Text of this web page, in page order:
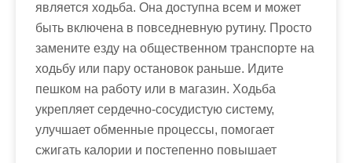
является ходьба. Она доступна всем и может
быть включена в повседневную рутину. Просто
замените езду на общественном транспорте на
ходьбу или пару остановок раньше. Идите
пешком на работу или в магазин. Ходьба
укрепляет сердечно-сосудистую систему,
улучшает обменные процессы, помогает
сжигать калории и постепенно повышает